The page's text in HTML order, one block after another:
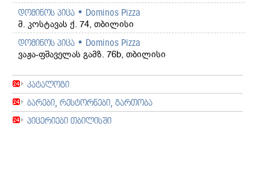
დომინოს პიცა • Dominos Pizza
მ. კოსტავას ქ. 74, თბილისი
დომინოს პიცა • Dominos Pizza
ვაჟა-ფშაველას გამზ. 76b, თბილისი
კატალოგი
ბარები, რესტორნები, გართობა
პიცერიები თბილისში